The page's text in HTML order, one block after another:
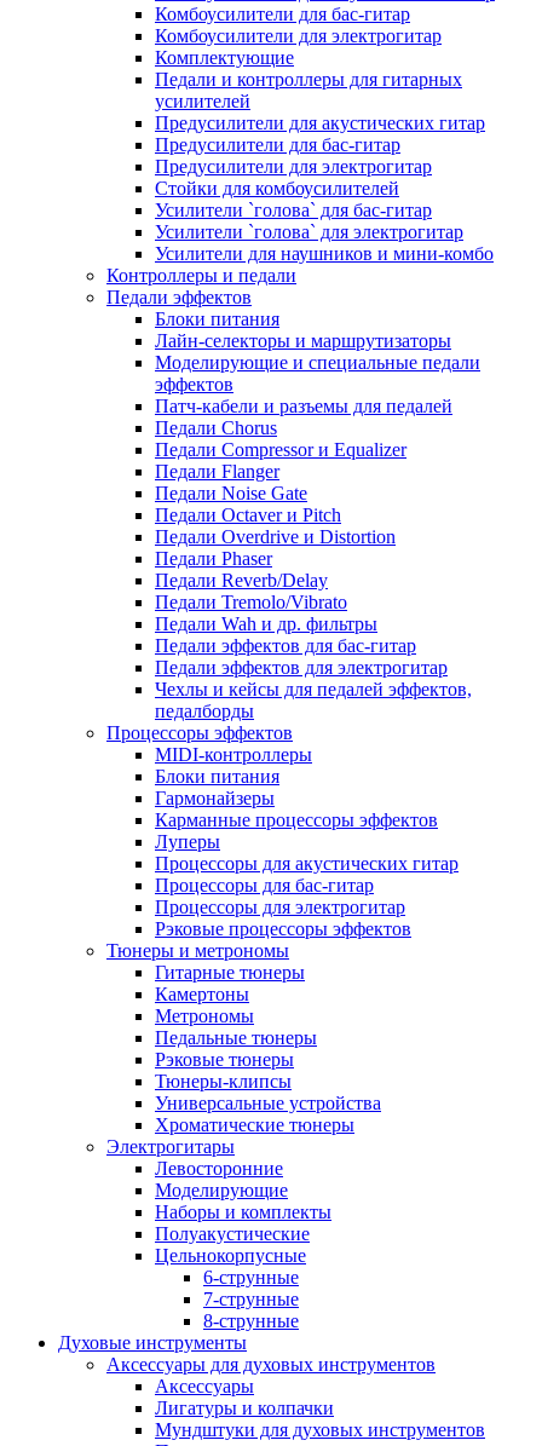
Комбоусилители для бас-гитар
Комбоусилители для электрогитар
Комплектующие
Педали и контроллеры для гитарных
усилителей
Предусилители для акустических гитар
Предусилители для бас-гитар
Предусилители для электрогитар
Стойки для комбоусилителей
Усилители `голова` для бас-гитар
Усилители `голова` для электрогитар
Усилители для наушников и мини-комбо
Контроллеры и педали
Педали эффектов
Блоки питания
Лайн-селекторы и маршрутизаторы
Моделирующие и специальные педали
эффектов
Патч-кабели и разъемы для педалей
Педали Chorus
Педали Compressor и Equalizer
Педали Flanger
Педали Noise Gate
Педали Octaver и Pitch
Педали Overdrive и Distortion
Педали Phaser
Педали Reverb/Delay
Педали Tremolo/Vibrato
Педали Wah и др. фильтры
Педали эффектов для бас-гитар
Педали эффектов для электрогитар
Чехлы и кейсы для педалей эффектов,
педалборды
Процессоры эффектов
MIDI-контроллеры
Блоки питания
Гармонайзеры
Карманные процессоры эффектов
Луперы
Процессоры для акустических гитар
Процессоры для бас-гитар
Процессоры для электрогитар
Рэковые процессоры эффектов
Тюнеры и метрономы
Гитарные тюнеры
Камертоны
Метрономы
Педальные тюнеры
Рэковые тюнеры
Тюнеры-клипсы
Универсальные устройства
Хроматические тюнеры
Электрогитары
Левосторонние
Моделирующие
Наборы и комплекты
Полуакустические
Цельнокорпусные
6-струнные
7-струнные
8-струнные
Духовые инструменты
Аксессуары для духовых инструментов
Аксессуары
Лигатуры и колпачки
Мундштуки для духовых инструментов